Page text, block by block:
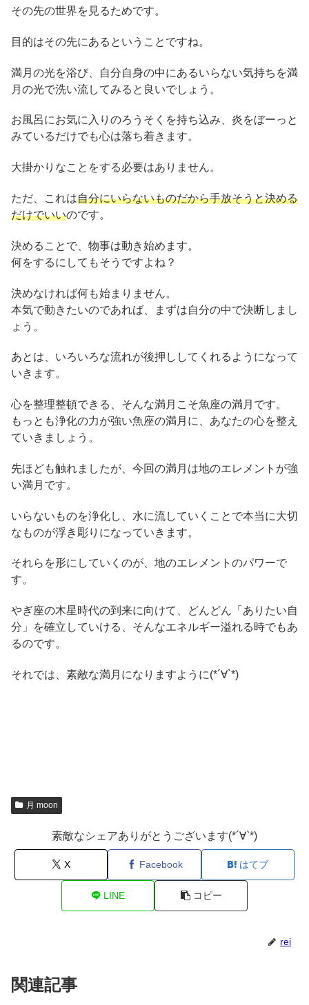
その先の世界を見るためです。
目的はその先にあるということですね。
満月の光を浴び、自分自身の中にあるいらない気持ちを満
月の光で洗い流してみると良いでしょう。
お風呂にお気に入りのろうそくを持ち込み、炎をぼーっと
みているだけでも心は落ち着きます。
大掛かりなことをする必要はありません。
ただ、これは自分にいらないものだから手放そうと決める
だけでいいのです。
決めることで、物事は動き始めます。
何をするにしてもそうですよね？
決めなければ何も始まりません。
本気で動きたいのであれば、まずは自分の中で決断しまし
ょう。
あとは、いろいろな流れが後押ししてくれるようになって
いきます。
心を整理整頓できる、そんな満月こそ魚座の満月です。
もっとも浄化の力が強い魚座の満月に、あなたの心を整え
ていきましょう。
先ほども触れましたが、今回の満月は地のエレメントが強
い満月です。
いらないものを浄化し、水に流していくことで本当に大切
なものが浮き彫りになっていきます。
それらを形にしていくのが、地のエレメントのパワーで
す。
やぎ座の木星時代の到来に向けて、どんどん「ありたい自
分」を確立していける、そんなエネルギー溢れる時でもあ
るのです。
それでは、素敵な満月になりますように(*´∀`*)
月 moon
素敵なシェアありがとうございます(*´∀`*)
X Facebook はてブ
LINE コピー
rei
関連記事